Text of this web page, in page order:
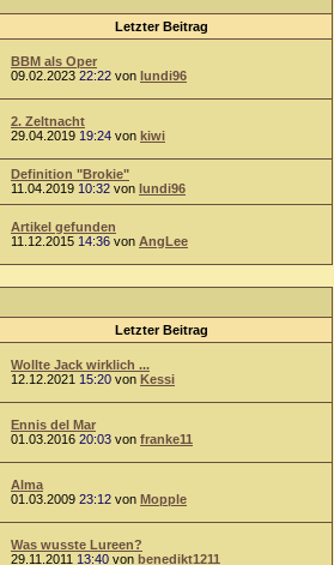
Letzter Beitrag
BBM als Oper
09.02.2023 22:22 von lundi96
2. Zeltnacht
29.04.2019 19:24 von kiwi
Definition "Brokie"
11.04.2019 10:32 von lundi96
Artikel gefunden
11.12.2015 14:36 von AngLee
Letzter Beitrag
Wollte Jack wirklich ...
12.12.2021 15:20 von Kessi
Ennis del Mar
01.03.2016 20:03 von franke11
Alma
01.03.2009 23:12 von Mopple
Was wusste Lureen?
29.11.2011 13:40 von benedikt1211